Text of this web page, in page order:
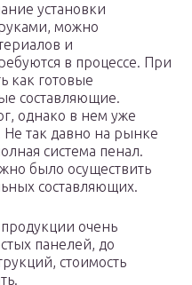
установки
можно
и
в процессе. При
как готовые
составляющие.
однако в нем уже
так давно на рынке
система пенал.
было осуществить
составляющих.
очень
панелей, до
стоимость